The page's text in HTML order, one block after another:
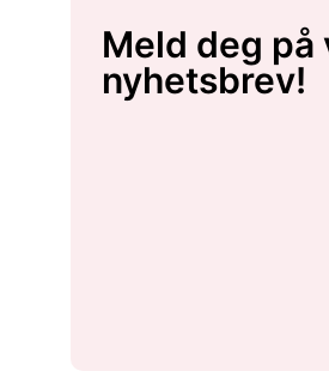
Meld deg på
nyhetsbrev!